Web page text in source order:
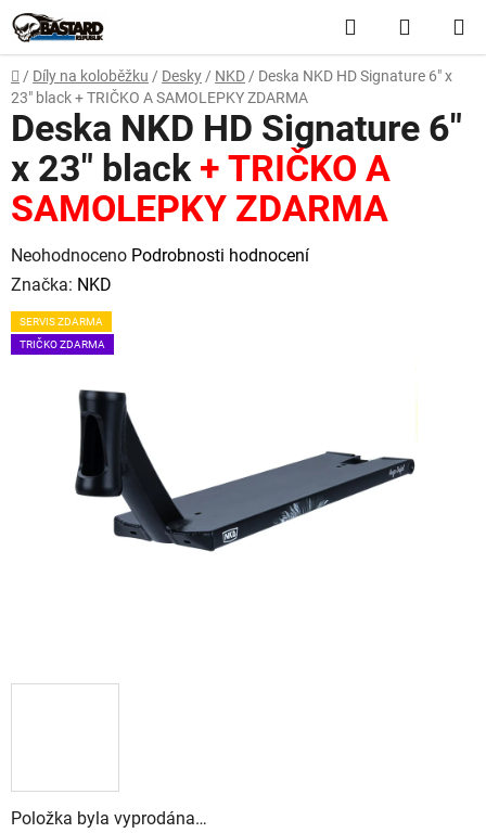
Přejít
na
obsah
Hledat
KOŠÍK
Domů
/ Díly na koloběžku / Desky / NKD / Deska NKD HD Signature 6" x
23" black+ TRIČKO A SAMOLEPKY ZDARMA
Položka byla vyprodána…
Deska NKD HD Signature 6"
x 23" black + TRIČKO A
SAMOLEPKY ZDARMA
Průměrné
hodnocení
produktu
je
hvězdiček.
Neohodnoceno Podrobnosti hodnocení
Značka: NKD
SERVIS ZDARMA
TRIČKO ZDARMA